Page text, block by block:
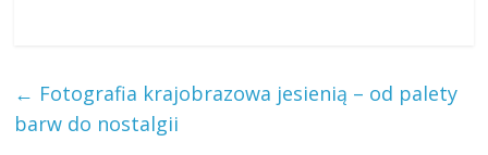
← Fotografia krajobrazowa jesienią – od palety
barw do nostalgii